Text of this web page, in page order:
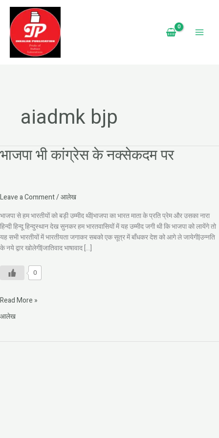
Skip
content
aiadmk bjp
भाजपा भी कांग्रेस के नक्सेकदम पर
Leave a Comment/आलेख
भाजपा से हम भारतीयों को बड़ी उम्मीद थी|भाजपा का भारत माता के प्रति प्रेम और उसका नारा
हिन्दी हिन्दू हिन्दुस्थान देख सुनकर हम भारतवासियों में यह उम्मीद जगी थी कि भाजपा को लायेंगे तो
यह सभी भारतीयों में भारतीयता जगाकर सबको एक सूत्र में बाँधकर देश को आगे ले जायेगी|उन्नति
के नये द्वार खोलेगी|जातिवाद भाषावाद […]
0
भाजपा
नक्सेकदम
Read More »
आलेख